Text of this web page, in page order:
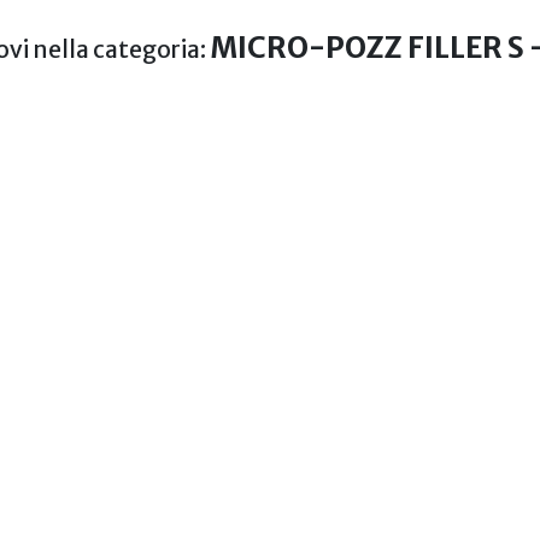
nella categoria: MICRO-POZZ FILLER S